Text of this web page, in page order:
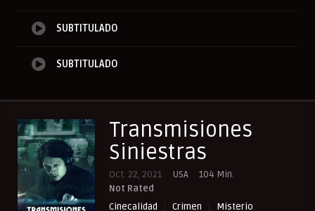
SUBTITULADO
SUBTITULADO
Transmisiones
Siniestras
Oct. 22, 2021 USA
104 Min.
Not Rated
Cinecalidad
Crimen
Misterio